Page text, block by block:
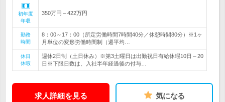
初年度
年収
350万円～422万円
勤務
時間
8：00～17：00（所定労働時間7時間40分／休憩時間80分）※1ヶ
月単位の変形労働時間制（週平均…
休日
休暇
週休2日制（土日休み）※第3土曜日は出勤祝日有給休暇10日～20
日※下限日数は、入社半年経過後の付与…
求人詳細を見る 気になる